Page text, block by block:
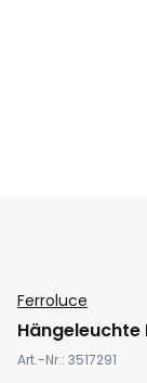
Anfang
der
Bildgalerie
Ferroluce
Hängeleuchte
Art.-Nr. 3517291